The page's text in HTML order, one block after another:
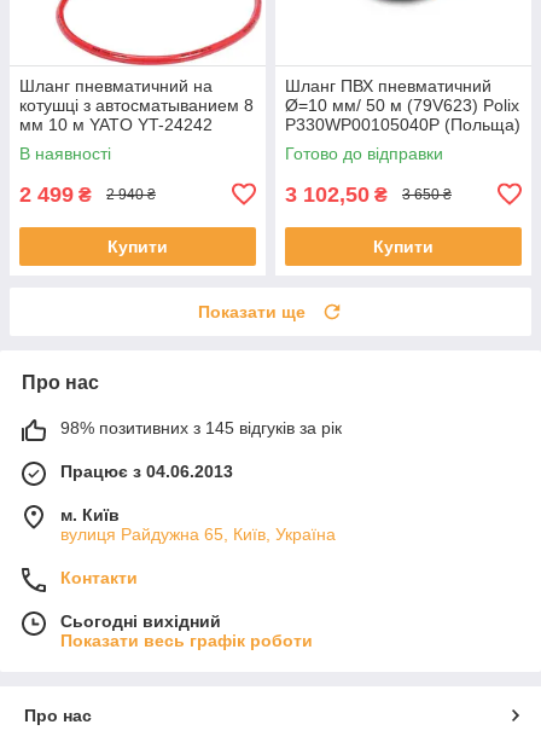
Шланг пневматичний на
котушці з автосматыванием 8
мм 10 м YATO YT-24242
(Польща)
В наявності
2 499 ₴ 2 940 ₴
Купити
Шланг ПВХ пневматичний
Ø=10 мм/ 50 м (79V623) Polix
P330WP00105040P (Польща)
Готово до відправки
3 102,50 ₴ 3 650 ₴
Купити
Показати ще
Про нас
98% позитивних з 145 відгуків за рік
Працює з 04.06.2013
м. Київ
вулиця Райдужна 65, Київ, Україна
Контакти
Сьогодні вихідний
Показати весь графік роботи
Про нас